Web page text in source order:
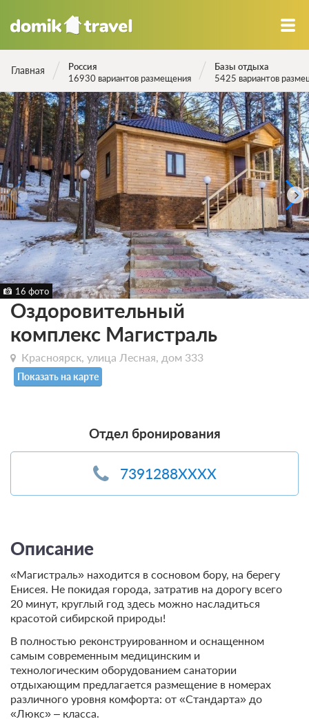
Главная
Россия
16930 вариантов размещения
Базы отдыха
5425 вариантов
16 фото
Оздоровительный
комплекс Магистраль
Красноярск, улица Лесная, дом 333
Показать на карте
Отдел бронирования
7391288XXXX
Описание
«Магистраль» находится в сосновом бору, на берегу
Енисея. Не покидая города, затратив на дорогу всего
20 минут, круглый год здесь можно насладиться
красотой сибирской природы!
В полностью реконструированном и оснащенном
самым современным медицинским и
технологическим оборудованием санатории
отдыхающим предлагается размещение в номерах
различного уровня комфорта: от «Стандарта» до
«Люкс» – класса.